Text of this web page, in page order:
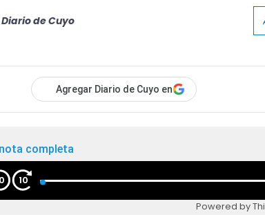
de Cuyo
Agregar Diario de Cuyo en
completa
10
Powered by